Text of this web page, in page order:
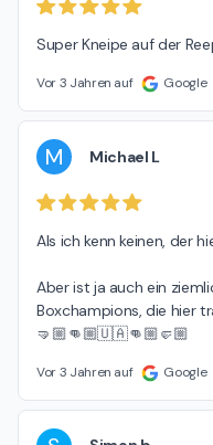
Super Kneipe auf der
Vor 3 Jahren auf Google
M Michael L
Als ich kenn keinen, der
Aber ist ja auch ein
Boxchampions, die hier
🤜🏼👊🏼🇺🇦👊🏼🤛🏼
Vor 3 Jahren auf Google